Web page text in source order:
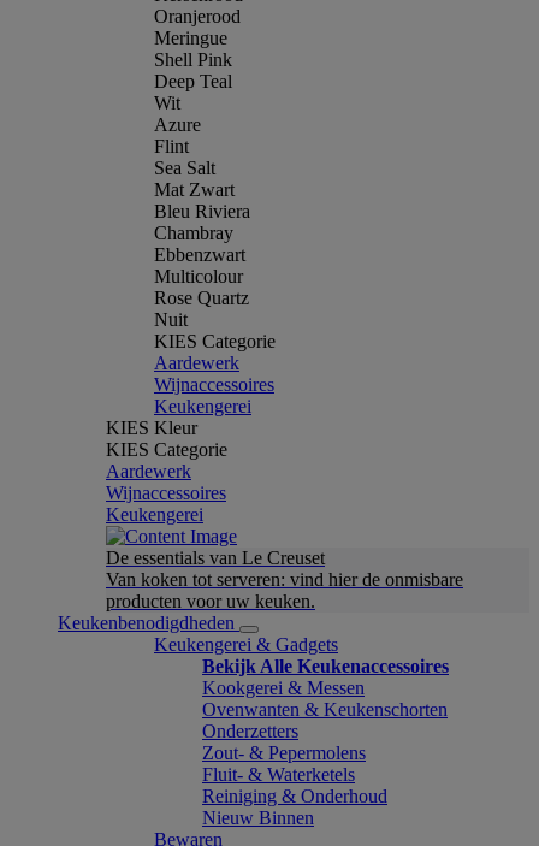
Oranjerood
Meringue
Shell Pink
Deep Teal
Wit
Azure
Flint
Sea Salt
Mat Zwart
Bleu Riviera
Chambray
Ebbenzwart
Multicolour
Rose Quartz
Nuit
KIES Categorie
Aardewerk
Wijnaccessoires
Keukengerei
KIES Kleur
KIES Categorie
Aardewerk
Wijnaccessoires
Keukengerei
De essentials van Le Creuset
Van koken tot serveren: vind hier de onmisbare
producten voor uw keuken.
Keukenbenodigdheden
Keukengerei & Gadgets
Bekijk Alle Keukenaccessoires
Kookgerei & Messen
Ovenwanten & Keukenschorten
Onderzetters
Zout- & Pepermolens
Fluit- & Waterketels
Reiniging & Onderhoud
Nieuw Binnen
Bewaren